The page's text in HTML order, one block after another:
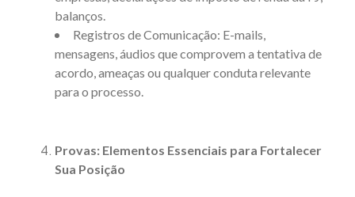
balanços.
Registros de Comunicação: E-mails,
mensagens, áudios que comprovem a tentativa de
acordo, ameaças ou qualquer conduta relevante
para o processo.
Provas: Elementos Essenciais para Fortalecer
Sua Posição